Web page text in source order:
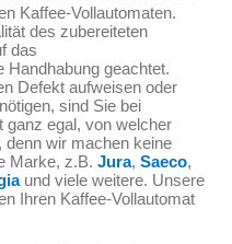
Kaffee-Vollautomaten.
des zubereiteten
das
Handhabung geachtet.
Defekt aufweisen oder
sind Sie bei
ganz egal, von welcher
denn wir machen keine
Marke, z.B. Jura, Saeco,
und viele weitere. Unsere
Ihren Kaffee-Vollautomat